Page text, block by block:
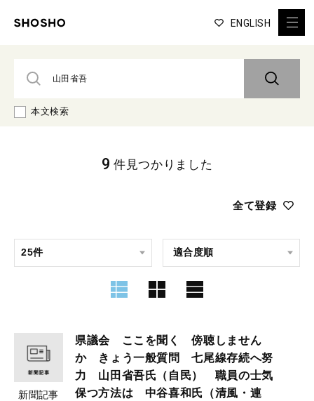
ENGLISH
本文検索
全て登録
9 件見つかりました
新聞記事
県議会 ここを聞く 傍聴しません
か きょう一般質問 七尾線存続へ努
力 山田省吾氏（自民） 職員の士気
保つ方法は 中谷喜和氏（清風・連